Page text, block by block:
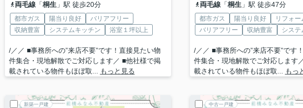
両毛線「桐生 」駅 徒歩20分
都市ガス 陽当り良好
バリアフリー
収納豊富
システムキッチン 浴室１坪以上
/／／ ■事務所への”来店不要”です！直接見たい物
件集合・現地解散でご対応します／ ■他社様で掲
載されている物件もほぼ取...
もっと見る
両毛線「桐生 」駅 徒歩47分
都市ガス 陽当り良好
リフォー
バリアフリー
収納豊富 システ
/／／ ■事務所への”来店不要”です
件集合・現地解散でご対応します
載されている物件もほぼ取...
もっ
新築一戸建 中古一戸建